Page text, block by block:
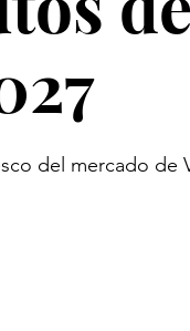
del mercado de